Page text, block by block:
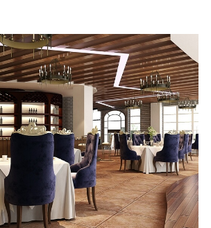
de La Bañeza en un snack ligero,
de proteína y 100% natural. Es el
a los frutos se...